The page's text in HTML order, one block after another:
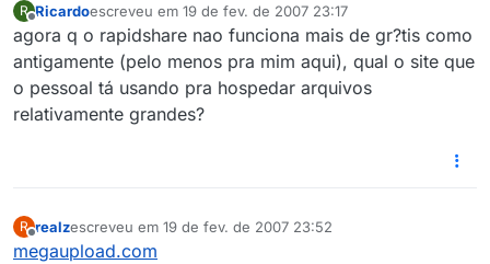
R Ricardoescreveu em 19 de fev. de 2007 23:17
última edição por
agora q o rapidshare nao funciona mais de gr?tis como
antigamente (pelo menos pra mim aqui), qual o site que
o pessoal tá usando pra hospedar arquivos
relativamente grandes?
R realzescreveu em 19 de fev. de 2007 23:52
última edição por
megaupload.com